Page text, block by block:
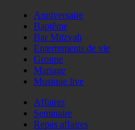
Anniversaire
Baptême
Bar Mitzvah
Enterrements de vie
Groupe
Mariage
Musique live
Affaires
Seminaire
Repas affaires